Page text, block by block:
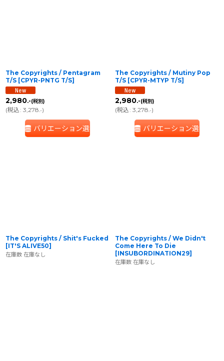
The Copyrights / Pentagram
T/S [CPYR-PNTG T/S]
2,980.-(税別)
(税込: 3,278.-)
バリエーション選択
The Copyrights / Mutiny Pop
T/S [CPYR-MTYP T/S]
2,980.-(税別)
(税込: 3,278.-)
バリエーション選択
The Copyrights / Shit's Fucked
[IT'S ALIVE50]
在庫数 在庫なし
The Copyrights / We Didn't
Come Here To Die
[INSUBORDINATION29]
在庫数 在庫なし